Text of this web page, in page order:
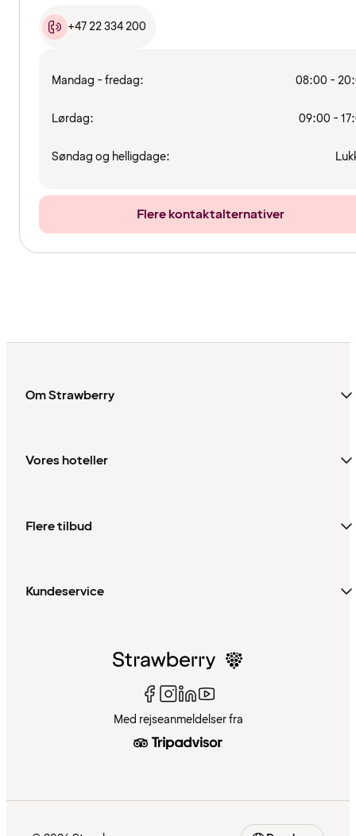
+47 22 334 200
Mandag - fredag: 08:00 -
Lørdag: 09:00 -
Søndag og helligdage:
Flere kontaktalternativer
Om Strawberry
Vores hoteller
Flere tilbud
Kundeservice
Med rejseanmeldelser fra